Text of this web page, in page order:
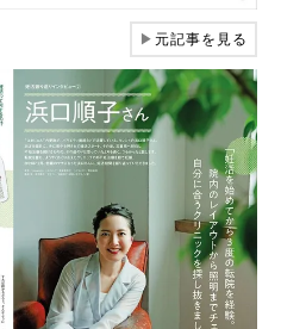
▶元記事を見る